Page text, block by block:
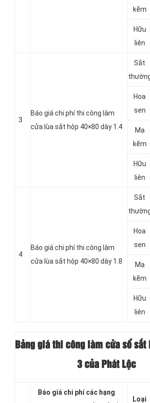
kẽm
Hữu
liên
3
Báo giá chi phí thi công làm
cửa lùa sắt hộp 40×80 dày 1.4
Sắt
Hoa
sen
Mạ
kẽm
Hữu
liên
4
Báo giá chi phí thi công làm
cửa lùa sắt hộp 40×80 dày 1.8
Sắt
Hoa
sen
Mạ
kẽm
Hữu
liên
Bảng giá thi công làm cửa sổ sắt
3 của Phát Lộc
Báo giá chi phí các hạng
Loại